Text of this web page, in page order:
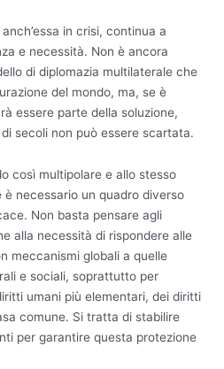
in crisi, continua a
e necessità. Non è ancora
di diplomazia multilaterale che
del mondo, ma, se è
essere parte della soluzione,
secoli non può essere scartata.
così multipolare e allo stesso
necessario un quadro diverso
Non basta pensare agli
alla necessità di rispondere alle
meccanismi globali a quelle
e sociali, soprattutto per
umani più elementari, dei diritti
comune. Si tratta di stabilire
per garantire questa protezione